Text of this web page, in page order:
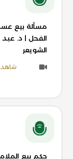
مسألة بيع
الفحل | د. عبد
الشويعر
شاهد
حكم بيع